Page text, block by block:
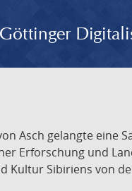
Göttinger
Asch gelangte eine
Erforschung und
Kultur Sibiriens von